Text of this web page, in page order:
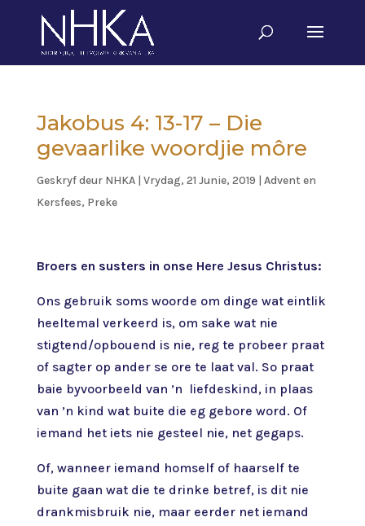
Jakobus 4: 13-17 – Die
gevaarlike woordjie môre
Geskryf deur NHKA| Vrydag, 21 Junie, 2019 | Advent en
Kersfees, Preke
Broers en susters in onse Here Jesus Christus:
Ons gebruik soms woorde om dinge wat eintlik
heeltemal verkeerd is, om sake wat nie
stigtend/opbouend is nie, reg te probeer praat
of sagter op ander se ore te laat val. So praat
baie byvoorbeeld van ’n liefdeskind, in plaas
van ’n kind wat buite die eg gebore word. Of
iemand het iets nie gesteel nie, net gegaps.
Of, wanneer iemand homself of haarself te
buite gaan wat die te drinke betref, is dit nie
drankmisbruik nie, maar eerder net iemand